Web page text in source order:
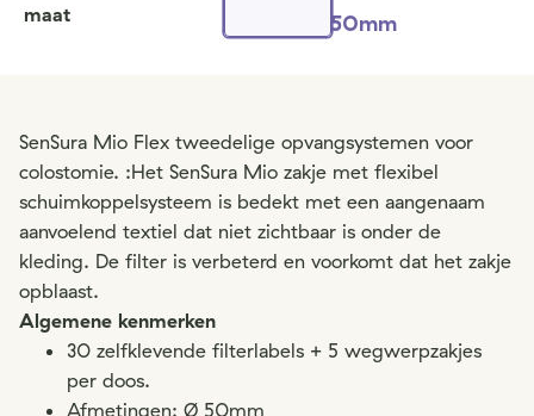
maat 50mm
SenSura Mio Flex tweedelige opvangsystemen voor
colostomie. :Het SenSura Mio zakje met flexibel
schuimkoppelsysteem is bedekt met een aangenaam
aanvoelend textiel dat niet zichtbaar is onder de
kleding. De filter is verbeterd en voorkomt dat het zakje
opblaast.
Algemene kenmerken
30 zelfklevende filterlabels + 5 wegwerpzakjes
per doos.
Afmetingen: Ø 50mm